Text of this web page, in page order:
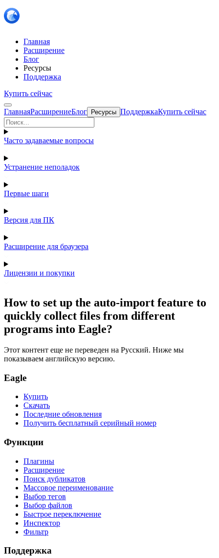
Главная
Расширение
Блог
Ресурсы
Поддержка
Купить сейчас
ГлавнаяРасширениеБлог Ресурсы ПоддержкаКупить сейчас
Часто задаваемые вопросы
Устранение неполадок
Первые шаги
Версия для ПК
Расширение для браузера
Лицензии и покупки
How to set up the auto-import feature to
quickly collect files from different
programs into Eagle?
Этот контент еще не переведен на Русский. Ниже мы
показываем английскую версию.
Eagle
Купить
Скачать
Последние обновления
Получить бесплатный серийный номер
Функции
Плагины
Расширение
Поиск дубликатов
Массовое переименование
Выбор тегов
Выбор файлов
Быстрое переключение
Инспектор
Фильтр
Поддержка